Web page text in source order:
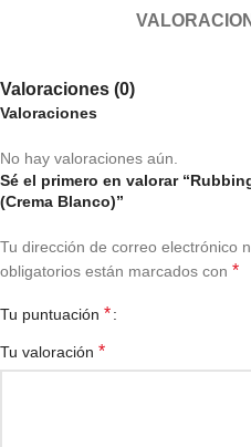
Valoraciones (0)
Valoraciones
No hay valoraciones aún.
Sé el primero en valorar
(Crema Blanco)”
Tu dirección de correo electrónico
obligatorios están marcados con *
Tu puntuación *
Tu valoración *